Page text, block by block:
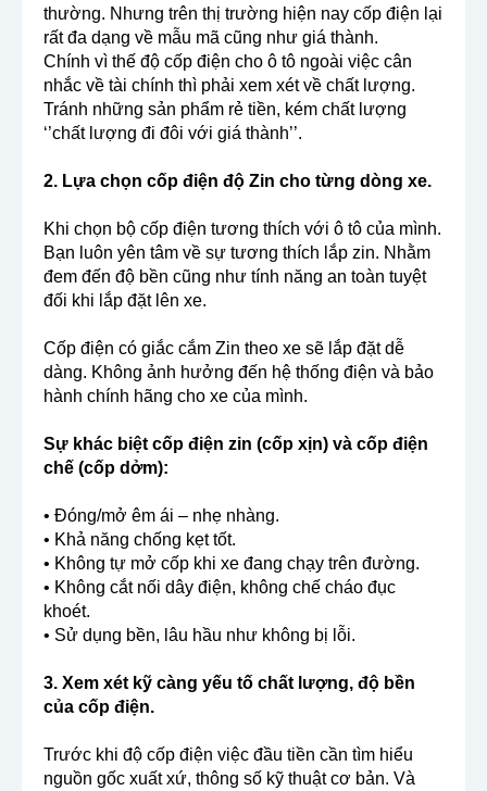
thường. Nhưng trên thị trường hiện nay cốp điện lại
rất đa dạng về mẫu mã cũng như giá thành.
Chính vì thế độ cốp điện cho ô tô ngoài việc cân
nhắc về tài chính thì phải xem xét về chất lượng.
Tránh những sản phẩm rẻ tiền, kém chất lượng
‘’chất lượng đi đôi với giá thành’’.
2. Lựa chọn cốp điện độ Zin cho từng dòng xe.
Khi chọn bộ cốp điện tương thích với ô tô của mình.
Bạn luôn yên tâm về sự tương thích lắp zin. Nhằm
đem đến độ bền cũng như tính năng an toàn tuyệt
đối khi lắp đặt lên xe.
Cốp điện có giắc cắm Zin theo xe sẽ lắp đặt dễ
dàng. Không ảnh hưởng đến hệ thống điện và bảo
hành chính hãng cho xe của mình.
Sự khác biệt cốp điện zin (cốp xịn) và cốp điện
chế (cốp dởm):
• Đóng/mở êm ái – nhẹ nhàng.
• Khả năng chống kẹt tốt.
• Không tự mở cốp khi xe đang chạy trên đường.
• Không cắt nối dây điện, không chế cháo đục
khoét.
• Sử dụng bền, lâu hầu như không bị lỗi.
3. Xem xét kỹ càng yếu tố chất lượng, độ bền
của cốp điện.
Trước khi độ cốp điện việc đầu tiền cần tìm hiểu
nguồn gốc xuất xứ, thông số kỹ thuật cơ bản. Và